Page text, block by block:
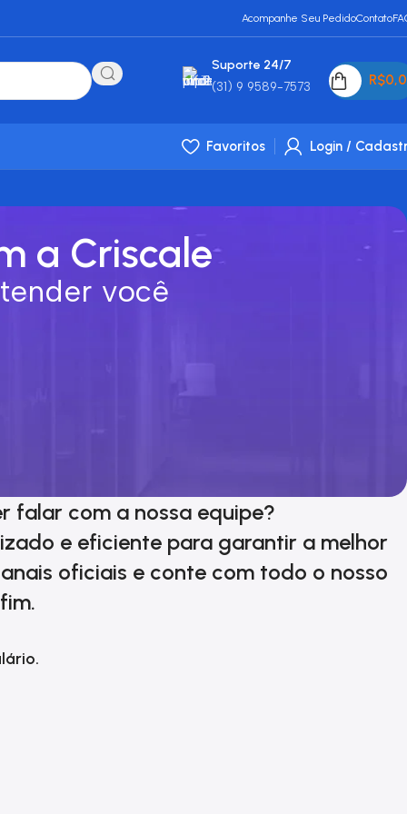
Acompanhe Seu PedidoContato
Suporte 24/7
(31) 9 9589-7573 R$
Favoritos Login /
a Criscale
você
falar com a nossa equipe?
e eficiente para garantir a melhor
oficiais e conte com todo o nosso